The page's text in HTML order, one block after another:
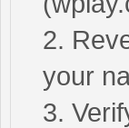
2.
your
3.